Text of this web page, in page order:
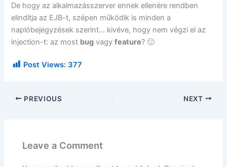
De hogy az alkalmazásszerver ennek ellenére rendben
elindítja az EJB-t, szépen működik is minden a
naplóbejegyzések szerint… kivéve, hogy nem végzi el az
injection-t: az most bug vagyfeature? 🙂
Post Views: 377
PREVIOUS NEXT
Leave a Comment